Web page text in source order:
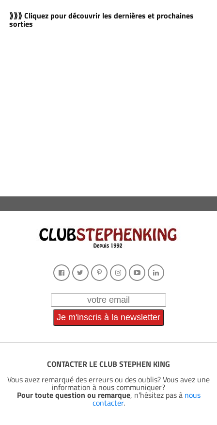
⟫⟫⟫ Cliquez pour découvrir les dernières et prochaines
sorties
CONTACTER LE CLUB STEPHEN KING
Vous avez remarqué des erreurs ou des oublis? Vous avez une
information à nous communiquer?
Pour toute question ou remarque, n'hésitez pas à nous
contacter.